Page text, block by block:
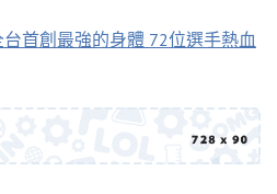
台首創最強的身體 72位選手熱血